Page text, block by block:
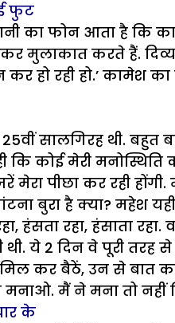
फुट
का फोन आता है कि
करते हैं.
हो रही हो.’ कामेश
सालगिरह थी.
कि कोई मेरी
मेरा पीछा कर रही
बुरा है क्या? महेश
हंसता रहा, हंसाता
थी. ये 2 दिन वे पूरी
कर बैठें, उन से बात
मैं ने मना तो नहीं
के